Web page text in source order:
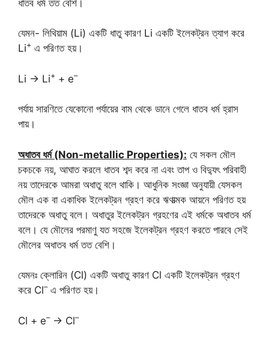
ধাতব ধর্ম তত বেশি।
যেমন- লিথিয়াম (Li) একটি ধাতু কারণ Li একটি ইলেকট্রন ত্যাগ করে
Li+ এ পরিণত হয়।
Li → Li+ + e–
পর্যায় সারণিতে যেকোনো পর্যায়ের বাম থেকে ডানে গেলে ধাতব ধর্ম হ্রাস
পায়।
অধাতব ধর্ম (Non-metallic Properties): যে সকল মৌল
চকচকে নয়, আঘাত করলে ধাতব শব্দ করে না এবং তাপ ও বিদ্যুৎ পরিবাহী
নয় তাদেরকে আমরা অধাতু বলে থাকি। আধুনিক সংজ্ঞা অনুযায়ী যেসকল
মৌল এক বা একাধিক ইলেকট্রন গ্রহণ করে ঋণাত্মক আয়নে পরিণত হয়
তাদেরকে অধাতু বলে। অধাতুর ইলেকট্রন গ্রহণের এই ধর্মকে অধাতব ধর্ম
বলে। যে মৌলের পরমাণু যত সহজে ইলেকট্রন গ্রহণ করতে পারবে সেই
মৌলের অধাতব ধর্ম তত বেশি।
যেমনঃ ক্লোরিন (Cl) একটি অধাতু কারণ Cl একটি ইলেকট্রন গ্রহণ
করে Cl–এ পরিণত হয়।
Cl + e–→ Cl–